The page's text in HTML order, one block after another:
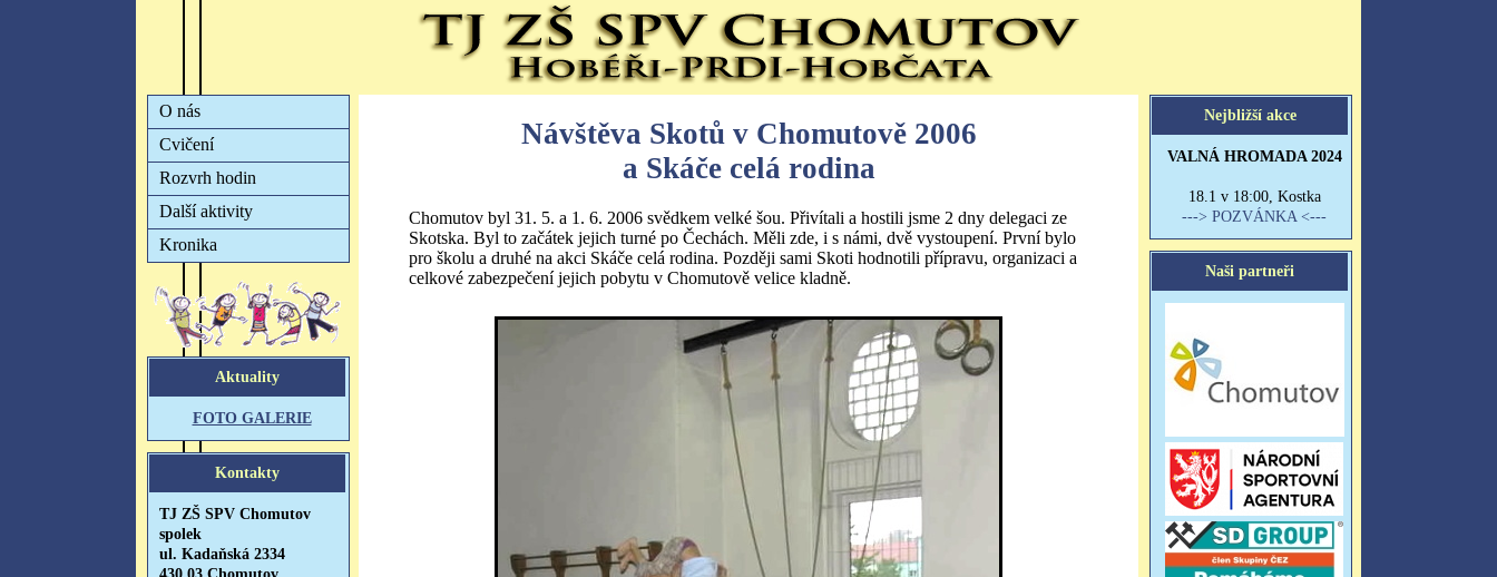
Návštěva Skotů v Chomutově 2006
a Skáče celá rodina
Chomutov byl 31. 5. a 1. 6. 2006 svědkem velké šou. Přivítali a hostili jsme 2 dny delegaci ze
Skotska. Byl to začátek jejich turné po Čechách. Měli zde, i s námi, dvě vystoupení. První bylo
pro školu a druhé na akci Skáče celá rodina. Později sami Skoti hodnotili přípravu, organizaci a
celkové zabezpečení jejich pobytu v Chomutově velice kladně.